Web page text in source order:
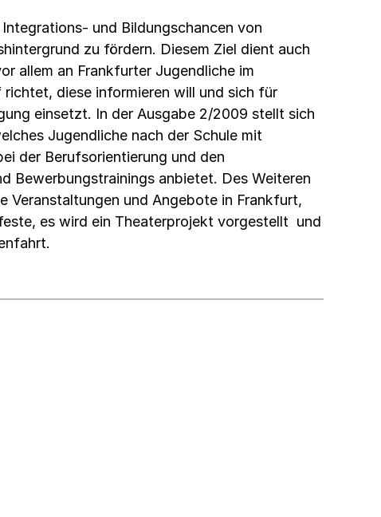
und Bildungschancen von
zu fördern. Diesem Ziel dient auch
allem an Frankfurter Jugendliche im
diese informieren will und sich für
einsetzt. In der Ausgabe 2/2009 stellt sich
Jugendliche nach der Schule mit
der Berufsorientierung und den
Bewerbungstrainings anbietet. Des Weiteren
Veranstaltungen und Angebote in Frankfurt,
es wird ein Theaterprojekt vorgestellt und